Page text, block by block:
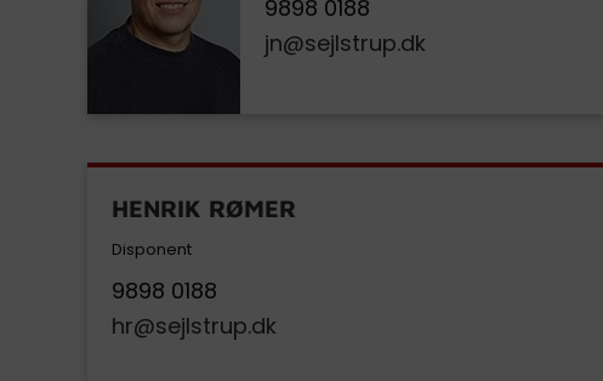
9898 0188
jn@sejlstrup.dk
HENRIK RØMER
Disponent
9898 0188
hr@sejlstrup.dk